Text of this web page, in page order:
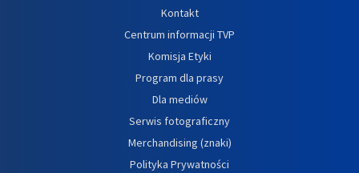
Kontakt
Centrum informacji TVP
Komisja Etyki
Program dla prasy
Dla mediów
Serwis fotograficzny
Merchandising (znaki)
Polityka Prywatności